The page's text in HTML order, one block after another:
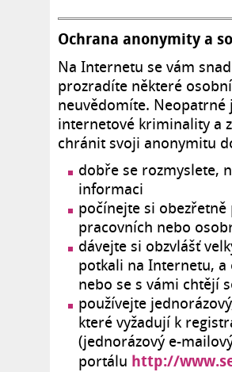
Ochrana anonymity a
Na Internetu se vám
prozradíte některé
neuvědomíte.
internetové kriminality a
chránit svoji anonymitu
dobře se rozmyslete,
informaci
počínejte si
pracovních nebo
dávejte si obzvlášť
potkali na Internetu,
nebo se s vámi chtějí
používejte
které vyžadují k
(jednorázový e-
portálu http://